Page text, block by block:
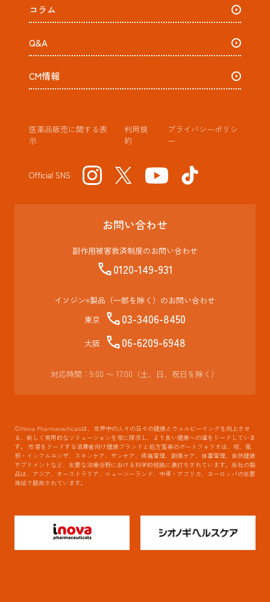
コラム
Q&A
CM情報
医薬品販売に関する表
示
利用規
約
プライバシーポリシ
ー
Official SNS
お問い合わせ
副作⽤被害救済制度のお問い合わせ
0120-149-931
イソジン®製品（⼀部を除く）のお問い合わせ
東京
03-3406-8450
大阪 06-6209-6948
対応時間：9:00 〜 17:00（⼟、⽇、祝⽇を除く）
©iNova Pharmaceuticalsは、世界中の人々の日々の健康とウェルビーイングを向上させ
る、新しく実用的なソリューションを常に探求し、より良い健康への道をリードしていま
す。 市場をリードする消費者向け健康ブランドと処方箋薬のポートフォリオは、咳、風
邪・インフルエンザ、スキンケア、サンケア、疼痛管理、創傷ケア、体重管理、自然健康
サプリメントなど、主要な治療分野における科学的根拠に裏打ちされています。当社の製
品は、アジア、オーストラリア、ニュージーランド、中東・アフリカ、ヨーロッパの主要
地域で販売されています。